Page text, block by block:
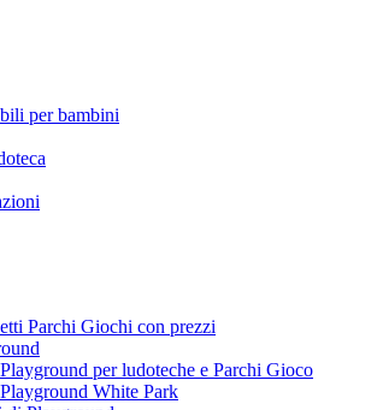
per bambini
Parchi Giochi con prezzi
per ludoteche e Parchi Gioco
White Park